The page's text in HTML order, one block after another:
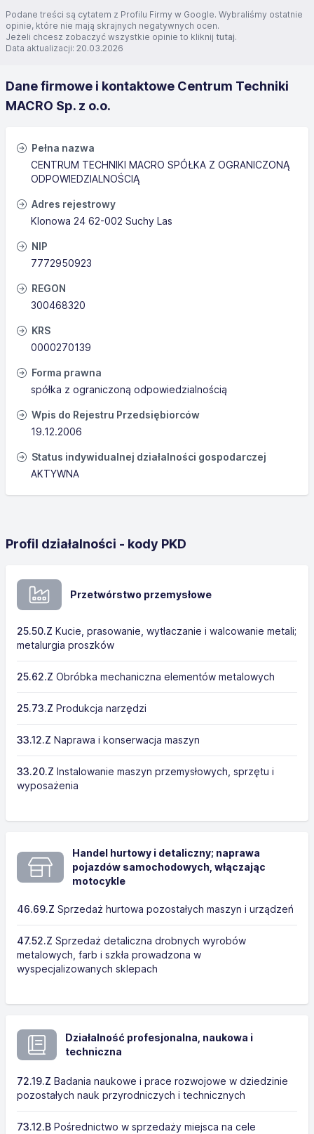
Podane treści są cytatem z Profilu Firmy w Google. Wybraliśmy ostatnie
opinie, które nie mają skrajnych negatywnych ocen.
Jeżeli chcesz zobaczyć wszystkie opinie to kliknij tutaj.
Data aktualizacji: 20.03.2026
Dane firmowe i kontaktowe Centrum Techniki
MACRO Sp. z o.o.
Pełna nazwa
CENTRUM TECHNIKI MACRO SPÓŁKA Z OGRANICZONĄ
ODPOWIEDZIALNOŚCIĄ
Adres rejestrowy
Klonowa 24 62-002 Suchy Las
NIP
7772950923
REGON
300468320
KRS
0000270139
Forma prawna
spółka z ograniczoną odpowiedzialnością
Wpis do Rejestru Przedsiębiorców
19.12.2006
Status indywidualnej działalności gospodarczej
AKTYWNA
Profil działalności - kody PKD
Przetwórstwo przemysłowe
25.50.Z Kucie, prasowanie, wytłaczanie i walcowanie metali;
metalurgia proszków
25.62.Z Obróbka mechaniczna elementów metalowych
25.73.Z Produkcja narzędzi
33.12.Z Naprawa i konserwacja maszyn
33.20.Z Instalowanie maszyn przemysłowych, sprzętu i
wyposażenia
Handel hurtowy i detaliczny; naprawa
pojazdów samochodowych, włączając
motocykle
46.69.Z Sprzedaż hurtowa pozostałych maszyn i urządzeń
47.52.Z Sprzedaż detaliczna drobnych wyrobów
metalowych, farb i szkła prowadzona w
wyspecjalizowanych sklepach
Działalność profesjonalna, naukowa i
techniczna
72.19.Z Badania naukowe i prace rozwojowe w dziedzinie
pozostałych nauk przyrodniczych i technicznych
73.12.B Pośrednictwo w sprzedaży miejsca na cele